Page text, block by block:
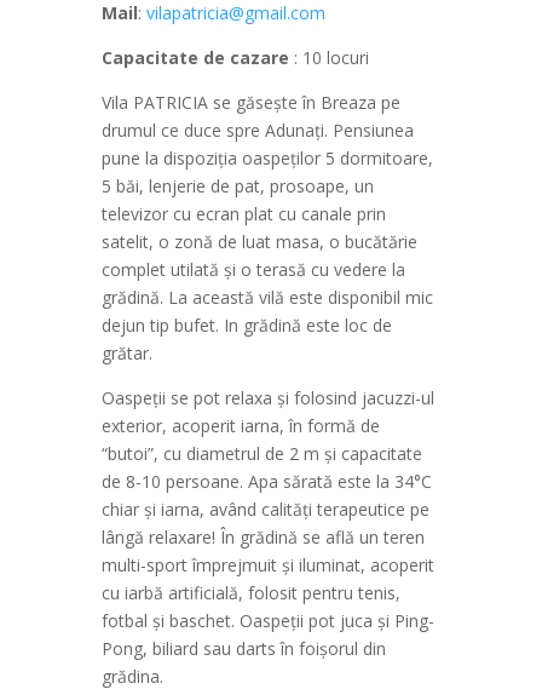
Mail: vilapatricia@gmail.com
Capacitate de cazare : 10 locuri
Vila PATRICIA se găsește în Breaza pe
drumul ce duce spre Adunați. Pensiunea
pune la dispoziția oaspeților 5 dormitoare,
5 băi, lenjerie de pat, prosoape, un
televizor cu ecran plat cu canale prin
satelit, o zonă de luat masa, o bucătărie
complet utilată și o terasă cu vedere la
grădină. La această vilă este disponibil mic
dejun tip bufet. In grădină este loc de
grătar.
Oaspeții se pot relaxa și folosind jacuzzi-ul
exterior, acoperit iarna, în formă de
“butoi”, cu diametrul de 2 m și capacitate
de 8-10 persoane. Apa sărată este la 34°C
chiar și iarna, având calități terapeutice pe
lângă relaxare! În grădină se află un teren
multi-sport împrejmuit și iluminat, acoperit
cu iarbă artificială, folosit pentru tenis,
fotbal și baschet. Oaspeții pot juca și Ping-
Pong, biliard sau darts în foișorul din
grădina.